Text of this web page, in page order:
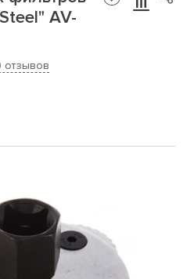
AV-
отзывов